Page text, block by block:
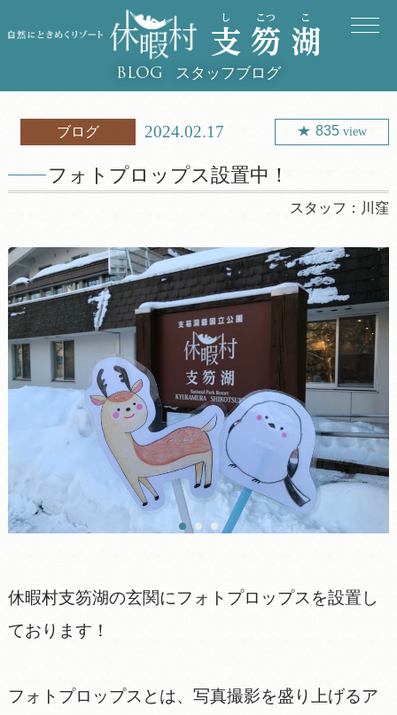
BLOG スタッフブログ
ブログ 2024.02.17 835 view
フォトプロップス設置中！
スタッフ： 川窪
休暇村支笏湖の玄関にフォトプロップスを設置し
ております！
フォトプロップスとは、写真撮影を盛り上げるア